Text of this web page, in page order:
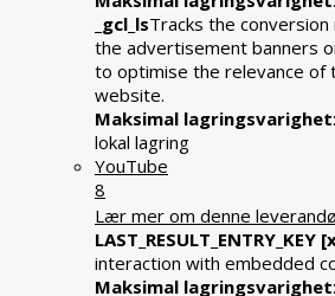
_gcl_lsTracks the
the advertisement banners
to optimise the relevance
website.
Maksimal lagringsvarighet
lokal lagring
YouTube
8
Lær mer om denne
LAST_RESULT_ENTRY_KEY
interaction with embedded
Maksimal lagringsvarighet